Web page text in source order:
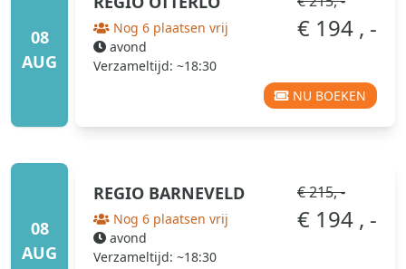
08
AUG
Nog 6 plaatsen vrij
avond
Verzameltijd: ~18:30
€ 194 , -
NU BOEKEN
08
AUG
REGIO BARNEVELD
Nog 6 plaatsen vrij
avond
Verzameltijd: ~18:30
€ 215, -
€ 194 , -